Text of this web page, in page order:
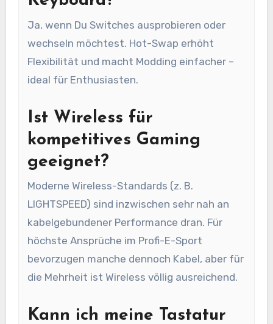
Ja, wenn Du Switches ausprobieren oder
wechseln möchtest. Hot-Swap erhöht
Flexibilität und macht Modding einfacher –
ideal für Enthusiasten.
Ist Wireless für
kompetitives Gaming
geeignet?
Moderne Wireless-Standards (z. B.
LIGHTSPEED) sind inzwischen sehr nah an
kabelgebundener Performance dran. Für
höchste Ansprüche im Profi-E-Sport
bevorzugen manche dennoch Kabel, aber für
die Mehrheit ist Wireless völlig ausreichend.
Kann ich meine Tastatur